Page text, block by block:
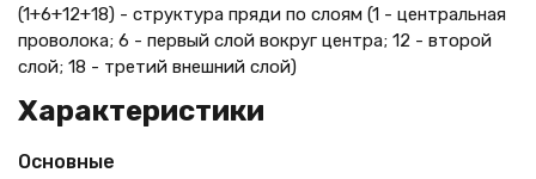
(1+6+12+18) - структура пряди по слоям (1 - центральная
проволока; 6 - первый слой вокруг центра; 12 - второй
слой; 18 - третий внешний слой)
Характеристики
Основные